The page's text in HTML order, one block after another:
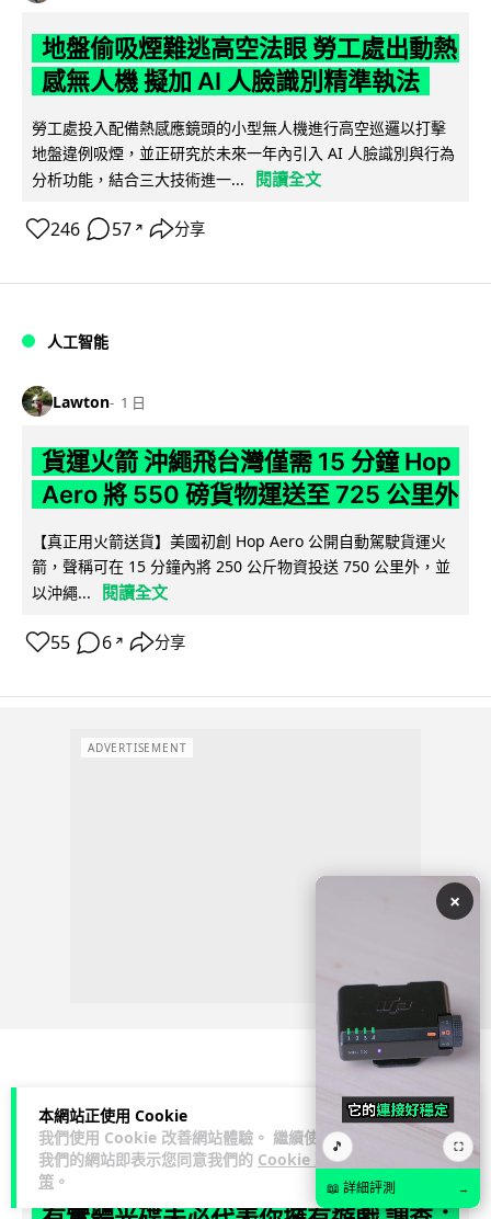
本網站正使用 Cookie
我們使用 Cookie 改善網站體驗。 繼續使用
我們的網站即表示您同意我們的 Cookie 政
策 。
地盤偷吸煙難逃高空法眼 勞工處出動熱
感無人機 擬加 AI 人臉識別精準執法
勞工處投入配備熱感應鏡頭的小型無人機進行高空巡邏以打擊
地盤違例吸煙，並正研究於未來一年內引入 AI 人臉識別與行為
分析功能，結合三大技術進一...
閱讀全文
246 57 ↗ 分享
人工智能
Lawton 1 日
貨運火箭 沖繩飛台灣僅需 15 分鐘 Hop
Aero 將 550 磅貨物運送至 725 公里外
【真正用火箭送貨】美國初創 Hop Aero 公開自動駕駛貨運火
箭，聲稱可在 15 分鐘內將 250 公斤物資投送 750 公里外，並
以沖繩...
閱讀全文
55 6 ↗ 分享
ADVERTISEMENT
Lawton 1 日
×
🎵 ⛶
📖 詳細評測 →